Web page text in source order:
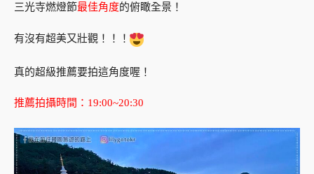
三光寺燃燈節最佳角度的俯瞰全景！
有沒有超美又壯觀！！！
真的超級推薦要拍這角度喔！
推薦拍攝時間：19:00~20:30